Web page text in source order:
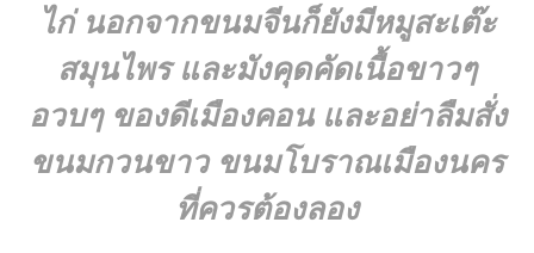
ไก่ นอกจากขนมจีนก็ยังมีหมูสะเต๊ะ
สมุนไพร และมังคุดคัดเนื้อขาวๆ
อวบๆ ของดีเมืองคอน และอย่าลืมสั่ง
ขนมกวนขาว ขนมโบราณเมืองนคร
ที่ควรต้องลอง